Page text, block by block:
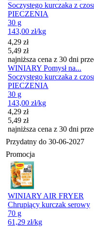
Soczystego kurczaka z
PIECZENIA
30 g
143,00 zł/kg
Cena promocyjna
4,29 zł
5,49 zł
najniższa cena z 30 dni
WINIARY Pomysł na...
Soczystego kurczaka z
PIECZENIA
30 g
143,00 zł/kg
Cena promocyjna
4,29 zł
5,49 zł
najniższa cena z 30 dni
Przydatny do 30-06-2027
Promocja
WINIARY AIR FRYER
Chrupiący kurczak serowy
70 g
61,29 zł/kg